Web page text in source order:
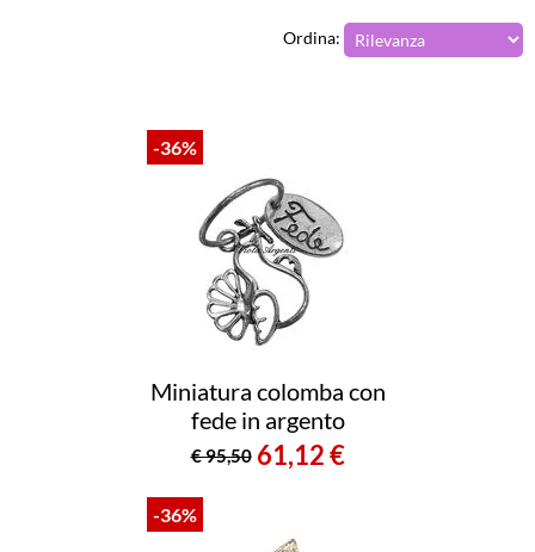
Ordina:
-36%
Miniatura colomba con
fede in argento
€ 95,50 61,12 €
-36%